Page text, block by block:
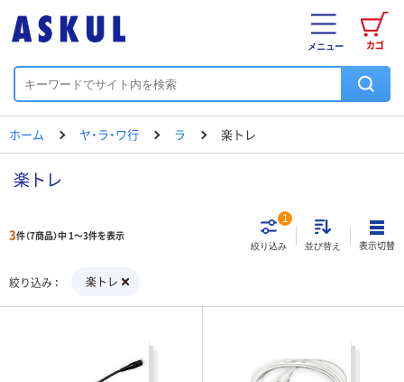
カゴ
メニュー
ホーム ヤ・ラ・ワ行 ラ 楽トレ
楽トレ
3件（7商品）中 1～3件を表示
絞り込み
1
並び替え 表示切替
絞り込み 楽トレ